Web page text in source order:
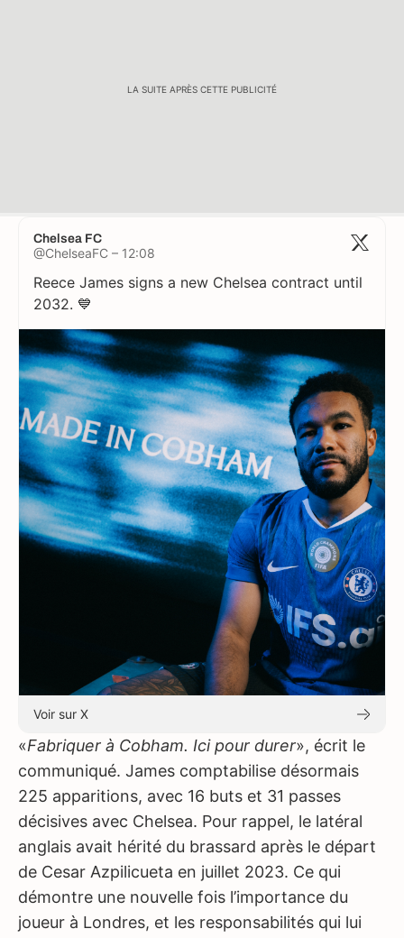
LA SUITE APRÈS CETTE PUBLICITÉ
Chelsea FC
@ChelseaFC – 12:08
Reece James signs a new Chelsea contract until
2032. 💙
Voir sur X
«Fabriquer à Cobham. Ici pour durer», écrit le
communiqué. James comptabilise désormais
225 apparitions, avec 16 buts et 31 passes
décisives avec Chelsea. Pour rappel, le latéral
anglais avait hérité du brassard après le départ
de Cesar Azpilicueta en juillet 2023. Ce qui
démontre une nouvelle fois l’importance du
joueur à Londres, et les responsabilités qui lui